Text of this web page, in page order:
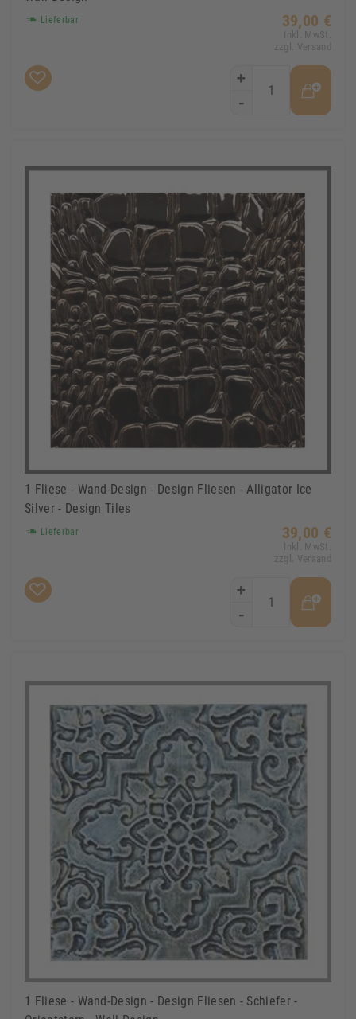
Lieferbar 39,00 €
Inkl. MwSt.
zzgl. Versand
+
-
1 Fliese - Wand-Design - Design Fliesen - Alligator Ice
Silver - Design Tiles
Lieferbar 39,00 €
Inkl. MwSt.
zzgl. Versand
+
-
1 Fliese - Wand-Design - Design Fliesen - Schiefer -